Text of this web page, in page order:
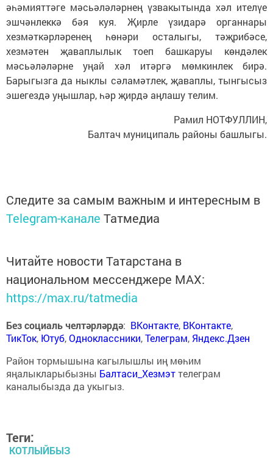
әһәмияттәге мәсьәләләрнең үзвакытында хәл ителүе
эшчәнлеккә бәя куя. Җирле үзидарә органнары
хезмәткәрләренең һөнәри осталыгы, тәҗрибәсе,
хезмәтен җаваплылык тоеп башкаруы көндәлек
мәсьәләләрне уңай хәл итәргә мөмкинлек бирә.
Барыгызга да ныклы сәламәтлек, җаваплы, тынгысыз
эшегездә уңышлар, һәр җирдә аңлашу телим.
Рамил НОТФУЛЛИН,
Балтач муниципаль районы башлыгы.
Следите за самым важным и интересным в
Telegram-канале Татмедиа
Читайте новости Татарстана в
национальном мессенджере MАХ:
https://max.ru/tatmedia
Без социаль челтәрләрдә: ВКонтакте, ВКонтакте,
ТикТок, Ютуб,Одноклассники,Телеграм, Яндекс.Дзен
Район тормышына кагылышлы иң мөһим
яңалыкларыбызны Балтаси_Хезмэттелеграм
каналыбызда да укыгыз.
Теги:
КОТЛЫЙБЫЗ